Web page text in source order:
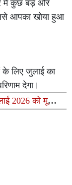
में कुछ बड़े और
आपका खोया हुआ
के लिए जुलाई का
देगा।
2026 को मूलांक
अंक और